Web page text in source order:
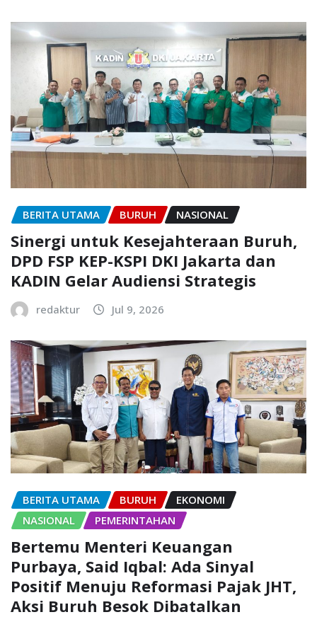
BERITA UTAMA BURUH NASIONAL
Sinergi untuk Kesejahteraan Buruh,
DPD FSP KEP-KSPI DKI Jakarta dan
KADIN Gelar Audiensi Strategis
redaktur Jul 9, 2026
BERITA UTAMA BURUH
EKONOMI
NASIONAL
PEMERINTAHAN
Bertemu Menteri Keuangan
Purbaya, Said Iqbal: Ada Sinyal
Positif Menuju Reformasi Pajak JHT,
Aksi Buruh Besok Dibatalkan